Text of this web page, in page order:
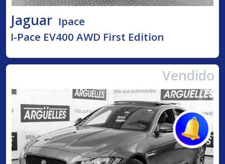
Jaguar Ipace
I-Pace EV400 AWD First Edition
Vendido